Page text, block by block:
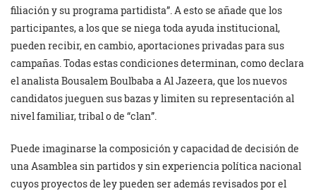
filiación y su programa partidista”. A esto se añade que los
participantes, a los que se niega toda ayuda institucional,
pueden recibir, en cambio, aportaciones privadas para sus
campañas. Todas estas condiciones determinan, como declara
el analista Bousalem Boulbaba a Al Jazeera, que los nuevos
candidatos jueguen sus bazas y limiten su representación al
nivel familiar, tribal o de “clan”.
Puede imaginarse la composición y capacidad de decisión de
una Asamblea sin partidos y sin experiencia política nacional
cuyos proyectos de ley pueden ser además revisados por el